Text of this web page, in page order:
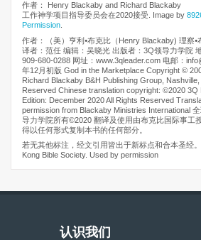
作者： Henry Blackaby and Richard Blackaby
工作神学项目指导委员会在2020接受. Image by
Permission
作者：（美）亨利⦁布克比（Henry Blackaby) 理察
译者：范任 编辑：吴晓光 出版者：3Q领导力学院
909-680-0288 网址：www.3qleader.com 电邮：
年12月初版 God in the Marketplace Copyright ©
Richard Blackaby B&H Publishing Group,
Reserved Chinese translation copyright: ©2020 3Q
Edition: December 2020 All Rights Reserved
permission from Blackaby Ministries International
导力学院所有©2020 翻译及使用由布克比国际事工
得以任何形式复制本书的任何部分。
若无其他标注，经文引用皆出于新标点和合本圣经
Kong Bible Society. Used by permission
认识我们